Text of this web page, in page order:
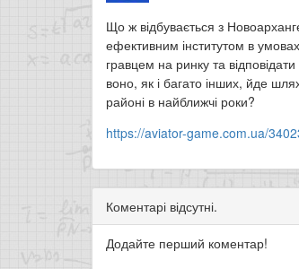
Що ж відбувається з
ефективним інститутом в
гравцем на ринку та
воно, як і багато інших, йде
районі в найближчі роки?
https://aviator-game.com.ua/
Коментарі відсутні.
Додайте перший коментар!